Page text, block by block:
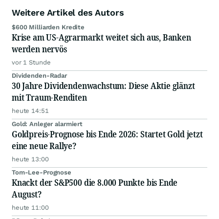
Weitere Artikel des Autors
$600 Milliarden Kredite
Krise am US-Agrarmarkt weitet sich aus, Banken
werden nervös
vor 1 Stunde
Dividenden-Radar
30 Jahre Dividendenwachstum: Diese Aktie glänzt
mit Traum-Renditen
heute 14:51
Gold: Anleger alarmiert
Goldpreis-Prognose bis Ende 2026: Startet Gold jetzt
eine neue Rallye?
heute 13:00
Tom-Lee-Prognose
Knackt der S&P500 die 8.000 Punkte bis Ende
August?
heute 11:00